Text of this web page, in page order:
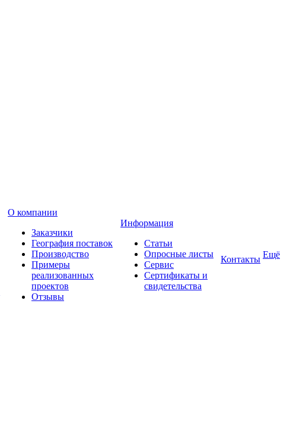
О компании
Заказчики
География поставок
Производство
Примеры
реализованных
проектов
Отзывы
Информация
Статьи
Опросные листы
Сервис
Сертификаты и
свидетельства
Контакты Ещё